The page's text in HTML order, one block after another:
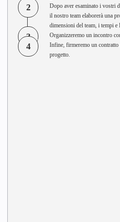
2
Dopo aver esaminato i vostri
il nostro team elaborerà una
dimensioni del team, i tempi e
3 Organizzeremo un incontro
4
Infine, firmeremo un
progetto.